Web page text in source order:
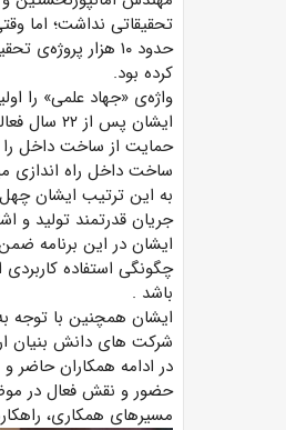
کرده بود.
واژه‌ی «جهاد علمی» را
ایشان پس
حمایت از ساخت داخل را
ساخت داخل راه ‌اندازی
به این ترتیب ایشان
جریان قدرتمند تولید و
ایشان در این برنامه
چگونگی استفاده
باشد .
ایشان همچنین با توجه
شرکت های دانش بنیان
در ادامه همکاران حاضر
حضور و نقش فعال در
مسیرهای همکاری،